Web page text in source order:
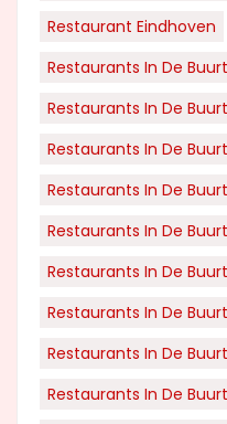
Restaurant Eindhoven
Restaurants In De
Restaurants In De
Restaurants In De
Restaurants In De
Restaurants In De
Restaurants In De
Restaurants In De
Restaurants In De
Restaurants In De